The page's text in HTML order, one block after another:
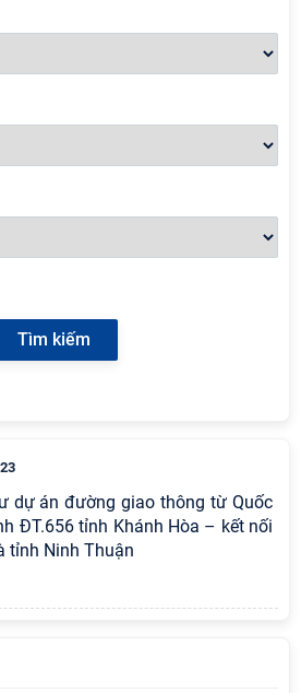
dự án đường giao thông từ Quốc
ĐT.656 tỉnh Khánh Hòa – kết nối
tỉnh Ninh Thuận